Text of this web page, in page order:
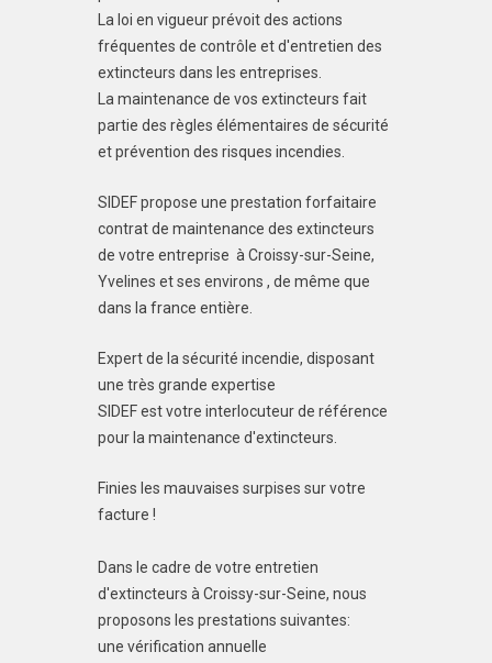
La loi en vigueur prévoit des actions
fréquentes de contrôle et d'entretien des
extincteurs dans les entreprises.
La maintenance de vos extincteurs fait
partie des règles élémentaires de sécurité
et prévention des risques incendies.
SIDEF propose une prestation forfaitaire
contrat de maintenance des extincteurs
de votre entreprise à Croissy-sur-Seine,
Yvelines et ses environs , de même que
dans la france entière.
Expert de la sécurité incendie, disposant
une très grande expertise
SIDEF est votre interlocuteur de référence
pour la maintenance d'extincteurs.
Finies les mauvaises surpises sur votre
facture !
Dans le cadre de votre entretien
d'extincteurs à Croissy-sur-Seine, nous
proposons les prestations suivantes:
une vérification annuelle